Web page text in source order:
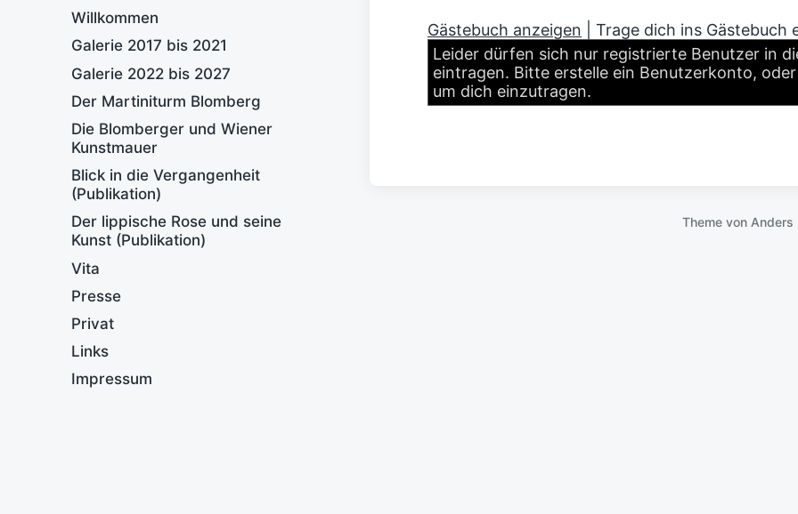
Willkommen
Galerie 2017 bis 2021
Galerie 2022 bis 2027
Der Martiniturm Blomberg
Die Blomberger und Wiener
Kunstmauer
Blick in die Vergangenheit
(Publikation)
Der lippische Rose und seine
Kunst (Publikation)
Vita
Presse
Privat
Links
Impressum
Gästebuch anzeigen | Trage dich ins Gästebuch
Leider dürfen sich nur registrierte Benutzer in
eintragen. Bitte erstelle ein Benutzerkonto,
um dich einzutragen.
Theme von Anders